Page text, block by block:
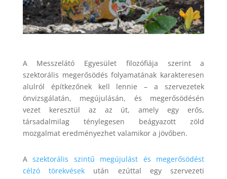
A Messzelátó Egyesület filozófiája szerint a
szektorális megerősödés folyamatának karakteresen
alulról építkezőnek kell lennie – a szervezetek
önvizsgálatán, megújulásán, és megerősödésén
vezet keresztül az az út, amely egy erős,
társadalmilag ténylegesen beágyazott zöld
mozgalmat eredményezhet valamikor a jövőben.
Aszektorális szintű megújulást és megerősödést
célzó törekvések után ezúttal egy szervezeti